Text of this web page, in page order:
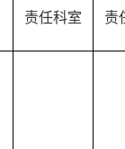
责任科室 责